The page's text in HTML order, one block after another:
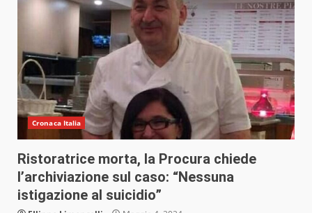
Cronaca Italia
Ristoratrice morta, la Procura chiede
l’archiviazione sul caso: “Nessuna
istigazione al suicidio”